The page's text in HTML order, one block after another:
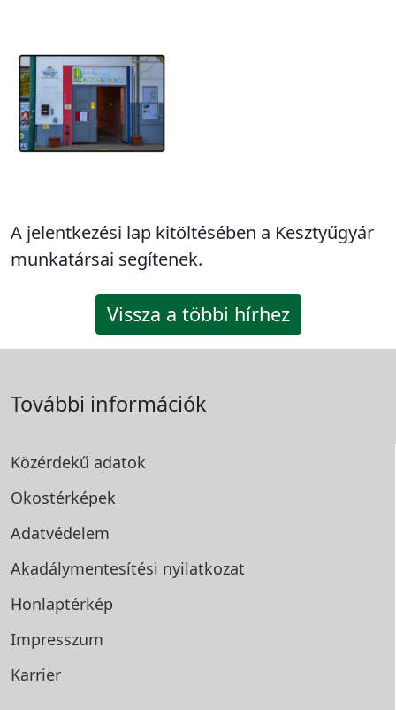
A jelentkezési lap kitöltésében a Kesztyűgyár
munkatársai segítenek.
Vissza a többi hírhez
További információk
Közérdekű adatok
Okostérképek
Adatvédelem
Akadálymentesítési nyilatkozat
Honlaptérkép
Impresszum
Karrier